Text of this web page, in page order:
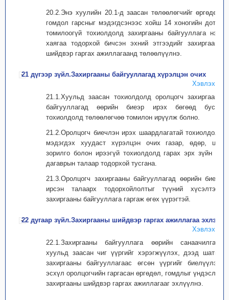
20.2.Энэ хуулийн 20.1-д заасан төлөөлөгчийг өргөдөл,
гомдол гарсныг мэдэгдсэнээс хойш 14 хоногийн дотор
томилоогүй тохиолдолд захиргааны байгууллага нэр,
хаягаа тодорхой бичсэн эхний этгээдийг захиргааны
шийдвэр гаргах ажиллагаанд төлөөлүүлнэ.
21 дүгээр зүйл.Захиргааны байгууллагад хүрэлцэн очих
Хэвлэх
21.1.Хуульд заасан тохиолдолд оролцогч захиргааны
байгууллагад өөрийн биеэр ирэх бөгөөд бусад
тохиолдолд төлөөлөгчөө томилон ирүүлж болно.
21.2.Оролцогч биечлэн ирэх шаардлагатай тохиолдолд
мэдэгдэх хуудаст хүрэлцэн очих газар, өдөр, цаг,
зорилго болон ирээгүй тохиолдолд гарах эрх зүйн үр
дагаврын талаар тодорхой тусгана.
21.3.Оролцогч захиргааны байгууллагад өөрийн биеэр
ирсэн талаарх тодорхойлолтыг түүний хүсэлтээр
захиргааны байгууллага гаргаж өгөх үүрэгтэй.
22 дугаар зүйл.Захиргааны шийдвэр гаргах ажиллагаа эхлэх
Хэвлэх
22.1.Захиргааны байгууллага өөрийн санаачилгаар
хуульд заасан чиг үүргийг хэрэгжүүлэх, дээд шатны
захиргааны байгууллагаас өгсөн үүргийг биелүүлэх,
эсхүл оролцогчийн гаргасан өргөдөл, гомдлыг үндэслэн
захиргааны шийдвэр гаргах ажиллагааг эхлүүлнэ.